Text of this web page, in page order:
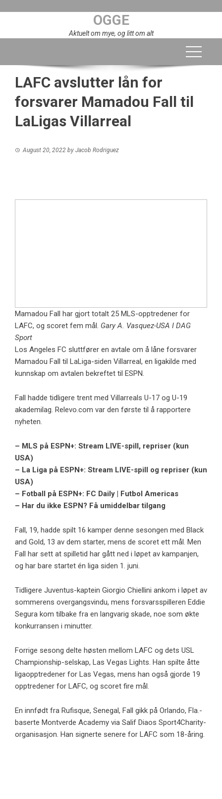
OGGE
Aktuelt om mye, og litt om alt
LAFC avslutter lån for
forsvarer Mamadou Fall til
LaLigas Villarreal
August 20, 2022 by Jacob Rodriguez
Mamadou Fall har gjort totalt 25 MLS-opptredener for
LAFC, og scoret fem mål. Gary A. Vasquez-USA I DAG
Sport
Los Angeles FC sluttfører en avtale om å låne forsvarer
Mamadou Fall til LaLiga-siden Villarreal, en ligakilde med
kunnskap om avtalen bekreftet til ESPN.
Fall hadde tidligere trent med Villarreals U-17 og U-19
akademilag. Relevo.com var den første til å rapportere
nyheten.
– MLS på ESPN+: Stream LIVE-spill, repriser (kun
USA)
– La Liga på ESPN+: Stream LIVE-spill og repriser (kun
USA)
– Fotball på ESPN+: FC Daily | Futbol Americas
– Har du ikke ESPN? Få umiddelbar tilgang
Fall, 19, hadde spilt 16 kamper denne sesongen med Black
and Gold, 13 av dem starter, mens de scoret ett mål. Men
Fall har sett at spilletid har gått ned i løpet av kampanjen,
og har bare startet én liga siden 1. juni.
Tidligere Juventus-kaptein Giorgio Chiellini ankom i løpet av
sommerens overgangsvindu, mens forsvarsspilleren Eddie
Segura kom tilbake fra en langvarig skade, noe som økte
konkurransen i minutter.
Forrige sesong delte høsten mellom LAFC og dets USL
Championship-selskap, Las Vegas Lights. Han spilte åtte
ligaopptredener for Las Vegas, mens han også gjorde 19
opptredener for LAFC, og scoret fire mål.
En innfødt fra Rufisque, Senegal, Fall gikk på Orlando, Fla.-
baserte Montverde Academy via Salif Diaos Sport4Charity-
organisasjon. Han signerte senere for LAFC som 18-åring.